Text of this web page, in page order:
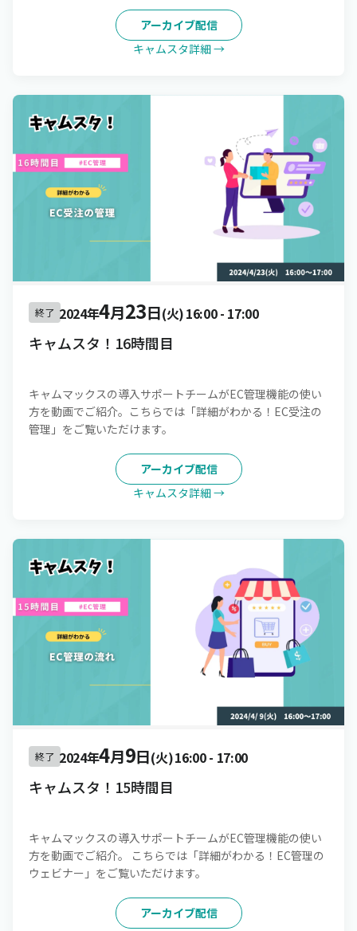
アーカイブ配信
キャムスタ詳細 →
終了 2024年4月23日(火)16:00- 17:00
キャムスタ！16時間目
キャムマックスの導入サポートチームがEC管理機能の使い
方を動画でご紹介。こちらでは「詳細がわかる！EC受注の
管理」をご覧いただけます。
アーカイブ配信
キャムスタ詳細 →
終了 2024年4月9日(火)16:00- 17:00
キャムスタ！15時間目
キャムマックスの導入サポートチームがEC管理機能の使い
方を動画でご紹介。 こちらでは「詳細がわかる！EC管理の
ウェビナー」をご覧いただけます。
アーカイブ配信